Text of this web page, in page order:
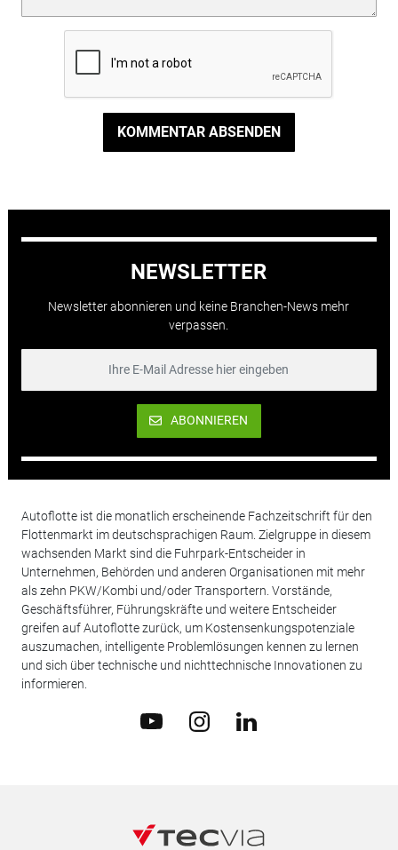
KOMMENTAR ABSENDEN
NEWSLETTER
Newsletter abonnieren und keine Branchen-News mehr
verpassen.
ABONNIEREN
Autoflotte ist die monatlich erscheinende Fachzeitschrift für den
Flottenmarkt im deutschsprachigen Raum. Zielgruppe in diesem
wachsenden Markt sind die Fuhrpark-Entscheider in
Unternehmen, Behörden und anderen Organisationen mit mehr
als zehn PKW/Kombi und/oder Transportern. Vorstände,
Geschäftsführer, Führungskräfte und weitere Entscheider
greifen auf Autoflotte zurück, um Kostensenkungspotenziale
auszumachen, intelligente Problemlösungen kennen zu lernen
und sich über technische und nichttechnische Innovationen zu
informieren.